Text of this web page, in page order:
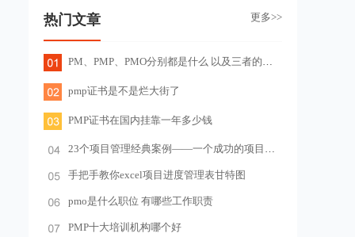
热门文章 更多>>
PM、PMP、PMO分别都是什么 以及三者的关系
pmp证书是不是烂大街了
PMP证书在国内挂靠一年多少钱
23个项目管理经典案例——一个成功的项目管理
手把手教你excel项目进度管理表甘特图
pmo是什么职位 有哪些工作职责
PMP十大培训机构哪个好